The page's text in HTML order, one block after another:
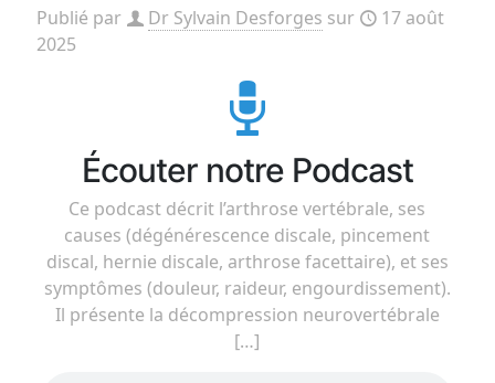
Publié par Dr Sylvain Desforges sur
17 août
2025
Écouter notre Podcast
Ce podcast décrit l’arthrose vertébrale, ses
causes (dégénérescence discale, pincement
discal, hernie discale, arthrose facettaire), et ses
symptômes (douleur, raideur, engourdissement).
Il présente la décompression neurovertébrale
[…]